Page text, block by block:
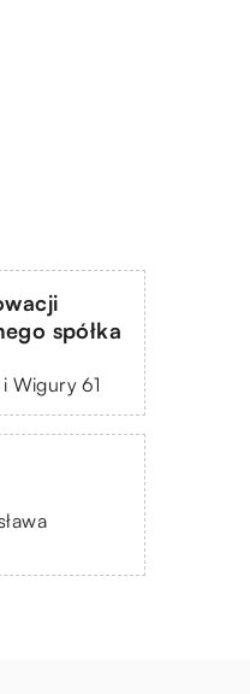
spółka
Wigury 61